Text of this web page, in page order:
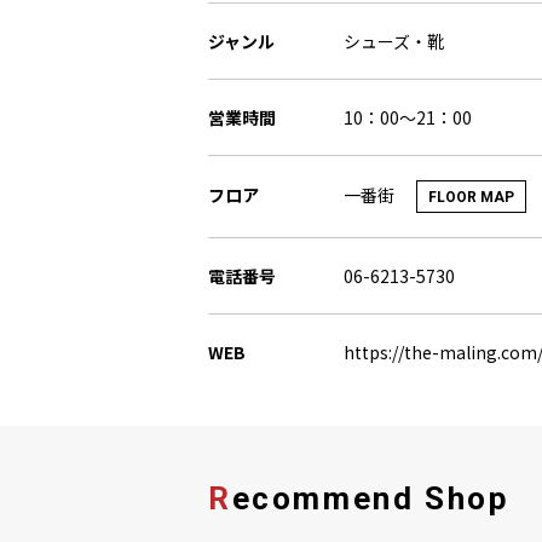
ジャンル シューズ・靴
営業時間 10：00～21：00
フロア 一番街 FLOOR MAP
電話番号 06-6213-5730
WEB https://the-maling.com/
Recommend Shop